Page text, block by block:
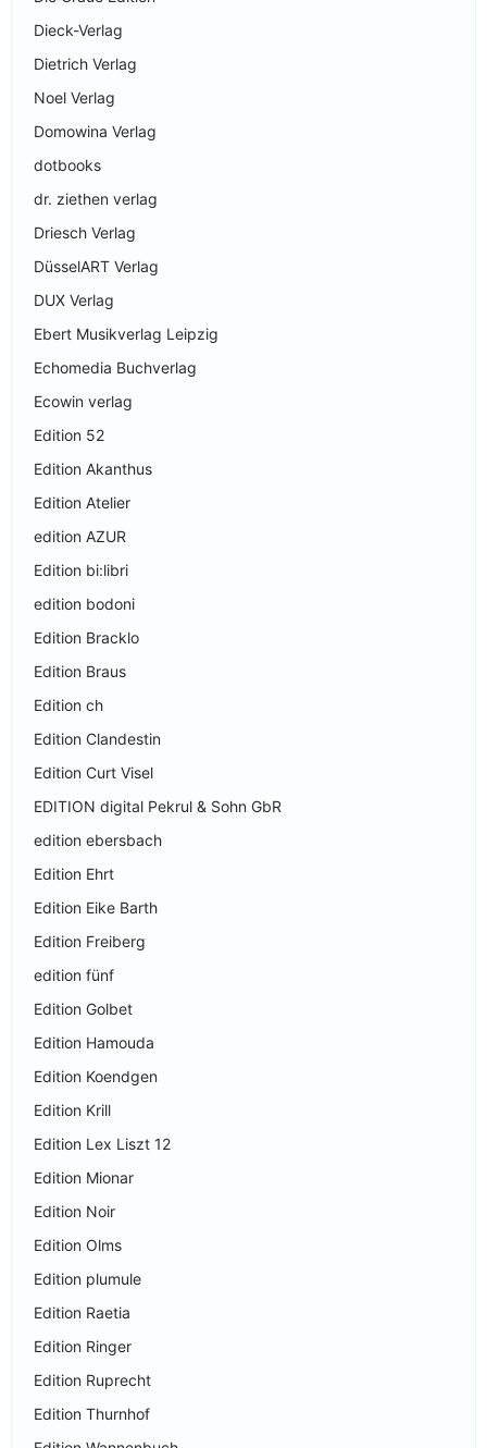
Dieck-Verlag
Dietrich Verlag
Noel Verlag
Domowina Verlag
dotbooks
dr. ziethen verlag
Driesch Verlag
DüsselART Verlag
DUX Verlag
Ebert Musikverlag Leipzig
Echomedia Buchverlag
Ecowin verlag
Edition 52
Edition Akanthus
Edition Atelier
edition AZUR
Edition bi:libri
edition bodoni
Edition Bracklo
Edition Braus
Edition ch
Edition Clandestin
Edition Curt Visel
EDITION digital Pekrul & Sohn GbR
edition ebersbach
Edition Ehrt
Edition Eike Barth
Edition Freiberg
edition fünf
Edition Golbet
Edition Hamouda
Edition Koendgen
Edition Krill
Edition Lex Liszt 12
Edition Mionar
Edition Noir
Edition Olms
Edition plumule
Edition Raetia
Edition Ringer
Edition Ruprecht
Edition Thurnhof